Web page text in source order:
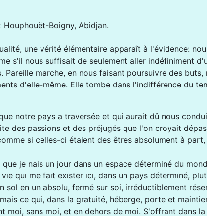
Boigny, Abidjan.
une vérité élémentaire apparaît à l'évidence:
s'il nous suffisait de seulement aller indéfiniment
marche, en nous faisant poursuivre des
d'elle-même. Elle tombe dans l'indifférence du
notre pays a traversée et qui aurait dû nous
des passions et des préjugés que l'on croyait
si celles-ci étaient des êtres absolument à
je nais un jour dans un espace déterminé du
qui me fait exister ici, dans un pays déterminé,
sol en un absolu, fermé sur soi, irréductiblement
ce qui, dans la gratuité, héberge, porte et
moi, sans moi, et en dehors de moi. S'offrant dans